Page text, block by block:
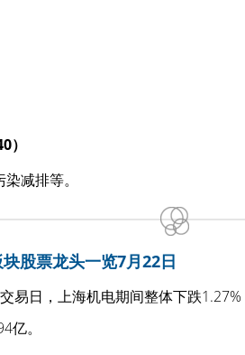
）
减排等。
股票龙头一览7月22日
易日，上海机电期间整体下跌
亿。